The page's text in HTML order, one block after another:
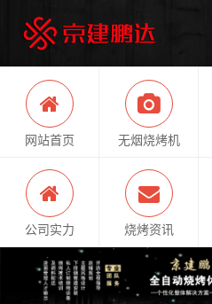
网站首页 无烟烧烤机
公司实力 烧烤资讯